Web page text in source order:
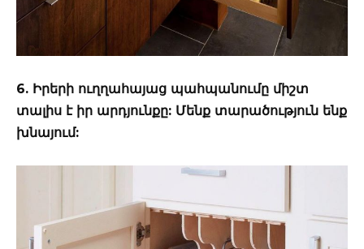
6. Իրերի ուղղահայաց պահպանումը միշտ
տալիս է իր արդյունքը: Մենք տարածություն ենք
խնայում: